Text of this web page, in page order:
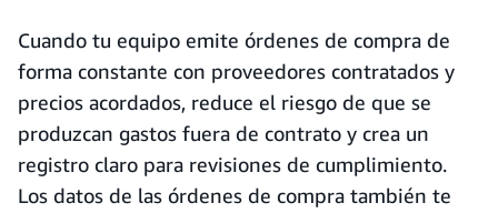
Cuando tu equipo emite órdenes de compra de
forma constante con proveedores contratados y
precios acordados, reduce el riesgo de que se
produzcan gastos fuera de contrato y crea un
registro claro para revisiones de cumplimiento.
Los datos de las órdenes de compra también te